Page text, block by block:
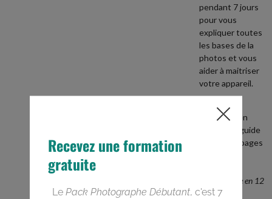
pendant 7 jours
pour vous
expliquer toutes
les bases de la
photos et vous
aider à maitriser
votre appareil.
recevez en
BONUS le guide
PDF de 40 pages
photographe en 12
semaines